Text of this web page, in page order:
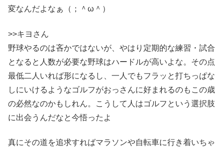
変なんだよなぁ（；＾ω＾）
>>キヨさん
野球やるのは吝かではないが、やはり定期的な練習・試合
となると人数が必要な野球はハードルが高いよな。その点
最低二人いれば形になるし、一人でもフラッと打ちっぱな
しにいけるようなゴルフがおっさんに好まれるのもこの歳
の必然なのかもしれん。こうして人はゴルフという選択肢
に出会うんだなと今悟ったよ
真にその道を追求すればマラソンや自転車に行き着いちゃ